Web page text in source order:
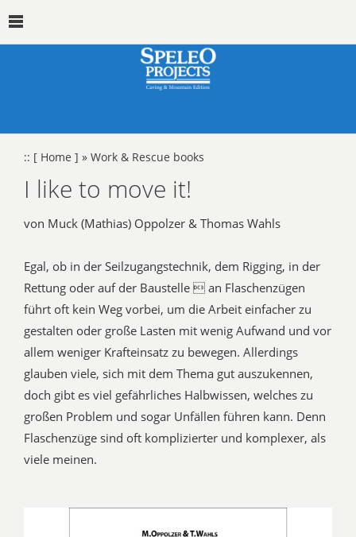
:: [ Home ] » Work & Rescue books
I like to move it!
von Muck (Mathias) Oppolzer & Thomas Wahls
Egal, ob in der Seilzugangstechnik, dem Rigging, in der
Rettung oder auf der Baustelle  an Flaschenzügen
führt oft kein Weg vorbei, um die Arbeit einfacher zu
gestalten oder große Lasten mit wenig Aufwand und vor
allem weniger Krafteinsatz zu bewegen. Allerdings
glauben viele, sich mit dem Thema gut auszukennen,
doch gibt es viel gefährliches Halbwissen, welches zu
großen Problem und sogar Unfällen führen kann. Denn
Flaschenzüge sind oft komplizierter und komplexer, als
viele meinen.